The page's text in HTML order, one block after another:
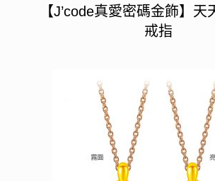
【J’code真愛密碼金飾】天
戒指